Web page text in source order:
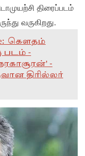
திரைப்படம்
வருகிறது.
கௌதம்
படம் -
-
திரில்லர்